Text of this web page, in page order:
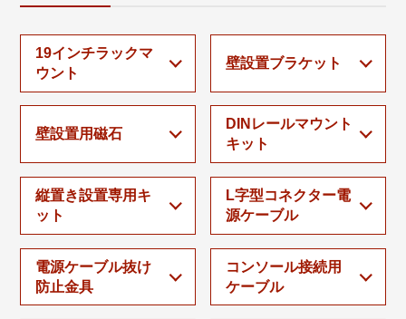
19インチラックマ
ウント
壁設置ブラケット
壁設置用磁石
DINレールマウント
キット
縦置き設置専用キ
ット
L字型コネクター電
源ケーブル
電源ケーブル抜け
防止金具
コンソール接続用
ケーブル